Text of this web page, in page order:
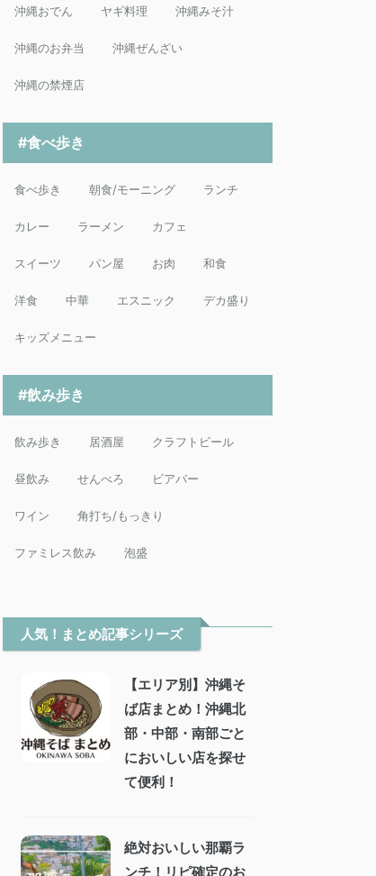
沖縄おでん ヤギ料理 沖縄みそ汁
沖縄のお弁当 沖縄ぜんざい
沖縄の禁煙店
#食べ歩き
食べ歩き 朝食/モーニング ランチ
カレー ラーメン カフェ
スイーツ パン屋 お肉 和食
洋食 中華 エスニック デカ盛り
キッズメニュー
#飲み歩き
飲み歩き 居酒屋 クラフトビール
昼飲み せんべろ ビアバー
ワイン 角打ち/もっきり
ファミレス飲み 泡盛
人気！まとめ記事シリーズ
【エリア別】沖縄そ
ば店まとめ！沖縄北
部・中部・南部ごと
においしい店を探せ
て便利！
絶対おいしい那覇ラ
ンチ！リピ確定のお